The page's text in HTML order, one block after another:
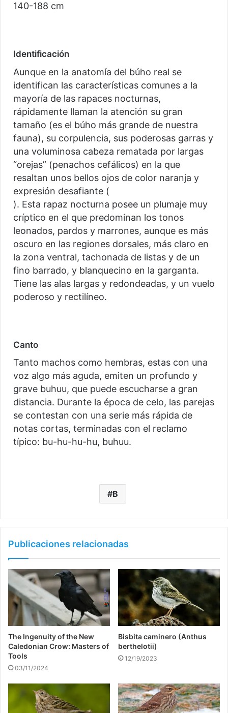
140-188 cm
Identificación
Aunque en la anatomía del búho real se
identifican las características comunes a la
mayoría de las rapaces nocturnas,
rápidamente llaman la atención su gran
tamaño (es el búho más grande de nuestra
fauna), su corpulencia, sus poderosas garras y
una voluminosa cabeza rematada por largas
“orejas” (penachos cefálicos) en la que
resaltan unos bellos ojos de color naranja y
expresión desafiante (
). Esta rapaz nocturna posee un plumaje muy
críptico en el que predominan los tonos
leonados, pardos y marrones, aunque es más
oscuro en las regiones dorsales, más claro en
la zona ventral, tachonada de listas y de un
fino barrado, y blanquecino en la garganta.
Tiene las alas largas y redondeadas, y un vuelo
poderoso y rectilíneo.
Canto
Tanto machos como hembras, estas con una
voz algo más aguda, emiten un profundo y
grave buhuu, que puede escucharse a gran
distancia. Durante la época de celo, las parejas
se contestan con una serie más rápida de
notas cortas, terminadas con el reclamo
típico: bu-hu-hu-hu, buhuu.
B
Publicaciones relacionadas
The Ingenuity of the New
Caledonian Crow: Masters of
Tools
03/11/2024
Bisbita caminero (Anthus
berthelotii)
12/19/2023